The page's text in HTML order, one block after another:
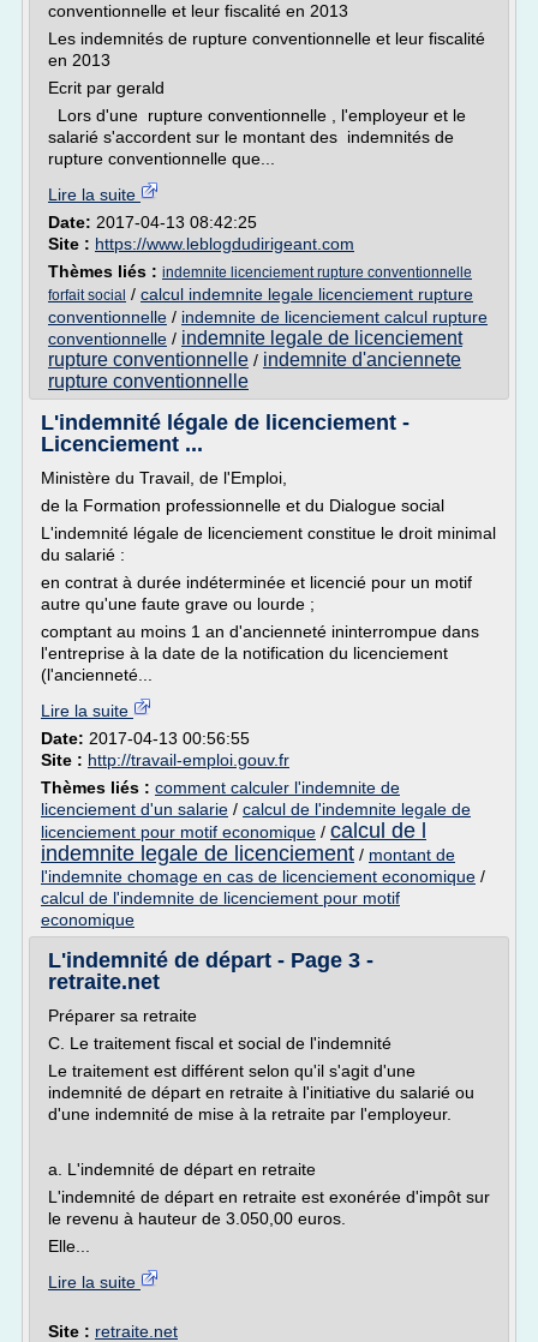
conventionnelle et leur fiscalité en 2013
Les indemnités de rupture conventionnelle et leur fiscalité
en 2013
Ecrit par gerald
Lors d'une rupture conventionnelle , l'employeur et le
salarié s'accordent sur le montant des indemnités de
rupture conventionnelle que...
Lire la suite
Date: 2017-04-13 08:42:25
Site : https://www.leblogdudirigeant.com
Thèmes liés : indemnite licenciement rupture conventionnelle
forfait social / calcul indemnite legale licenciement rupture
conventionnelle / indemnite de licenciement calcul rupture
conventionnelle / indemnite legale de licenciement
rupture conventionnelle / indemnite d'anciennete
rupture conventionnelle
L'indemnité légale de licenciement -
Licenciement ...
Ministère du Travail, de l'Emploi,
de la Formation professionnelle et du Dialogue social
L'indemnité légale de licenciement constitue le droit minimal
du salarié :
en contrat à durée indéterminée et licencié pour un motif
autre qu'une faute grave ou lourde ;
comptant au moins 1 an d'ancienneté ininterrompue dans
l'entreprise à la date de la notification du licenciement
(l'ancienneté...
Lire la suite
Date: 2017-04-13 00:56:55
Site : http://travail-emploi.gouv.fr
Thèmes liés : comment calculer l'indemnite de
licenciement d'un salarie / calcul de l'indemnite legale de
licenciement pour motif economique / calcul de l
indemnite legale de licenciement / montant de
l'indemnite chomage en cas de licenciement economique /
calcul de l'indemnite de licenciement pour motif
economique
L'indemnité de départ - Page 3 -
retraite.net
Préparer sa retraite
C. Le traitement fiscal et social de l'indemnité
Le traitement est différent selon qu'il s'agit d'une
indemnité de départ en retraite à l'initiative du salarié ou
d'une indemnité de mise à la retraite par l'employeur.
a. L'indemnité de départ en retraite
L'indemnité de départ en retraite est exonérée d'impôt sur
le revenu à hauteur de 3.050,00 euros.
Elle...
Lire la suite
Site : retraite.net